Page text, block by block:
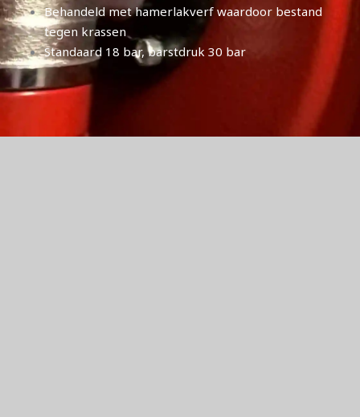
Behandeld met hamerlakverf waardoor bestand
tegen krassen
Standaard 18 bar, barstdruk 30 bar